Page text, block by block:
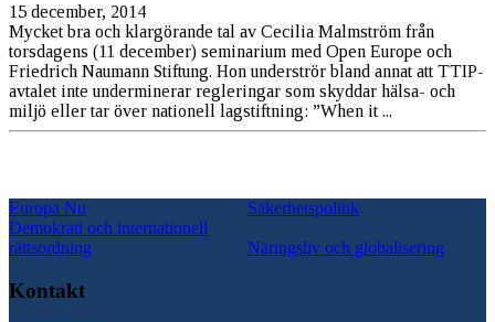
15 december, 2014
Mycket bra och klargörande tal av Cecilia Malmström från
torsdagens (11 december) seminarium med Open Europe och
Friedrich Naumann Stiftung. Hon underströr bland annat att TTIP-
avtalet inte underminerar regleringar som skyddar hälsa- och
miljö eller tar över nationell lagstiftning: ”When it ...
Europa Nu
Säkerhetspolitik
Demokrati och internationell
rättsordning
Näringsliv och globalisering
Kontakt